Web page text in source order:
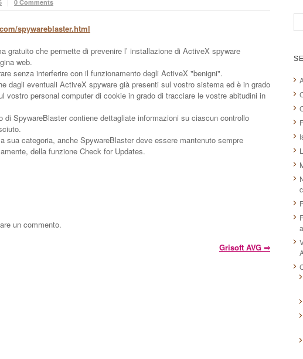
0 Comments
spywareblaster.html
gratuito che permette di prevenire l’ installazione di ActiveX spyware
web.
senza interferire con il funzionamento degli ActiveX "benigni".
dagli eventuali ActiveX spyware già presenti sul vostro sistema ed è in grado
vostro personal computer di cookie in grado di tracciare le vostre abitudini in
di SpywareBlaster contiene dettagliate informazioni su ciascun controllo
sua categoria, anche SpywareBlaster deve essere mantenuto sempre
della funzione Check for Updates.
un commento.
Grisoft AVG ⇒